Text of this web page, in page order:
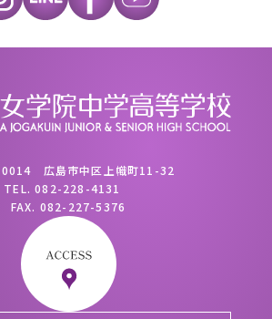
広島市中区上幟町11-32
TEL.082-228-4131
FAX. 082-227-5376